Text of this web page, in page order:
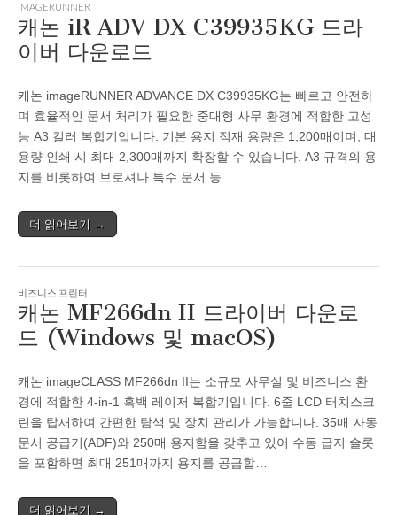
IMAGERUNNER
캐논 iR ADV DX C39935KG 드라
이버 다운로드
캐논 imageRUNNER ADVANCE DX C39935KG는 빠르고 안전하
며 효율적인 문서 처리가 필요한 중대형 사무 환경에 적합한 고성
능 A3 컬러 복합기입니다. 기본 용지 적재 용량은 1,200매이며, 대
용량 인쇄 시 최대 2,300매까지 확장할 수 있습니다. A3 규격의 용
지를 비롯하여 브로셔나 특수 문서 등…
더 읽어보기 →
비즈니스 프린터
캐논 MF266dn II 드라이버 다운로
드 (Windows 및 macOS)
캐논 imageCLASS MF266dn II는 소규모 사무실 및 비즈니스 환
경에 적합한 4-in-1 흑백 레이저 복합기입니다. 6줄 LCD 터치스크
린을 탑재하여 간편한 탐색 및 장치 관리가 가능합니다. 35매 자동
문서 공급기(ADF)와 250매 용지함을 갖추고 있어 수동 급지 슬롯
을 포함하면 최대 251매까지 용지를 공급할…
더 읽어보기 →